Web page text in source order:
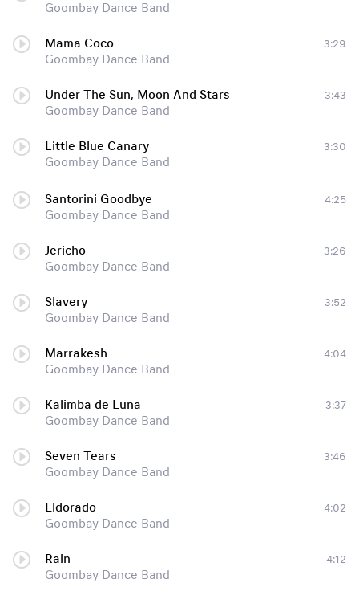
Goombay Dance Band
Mama Coco
Goombay Dance Band
3:29
Under The Sun, Moon And Stars
Goombay Dance Band
3:43
Little Blue Canary
Goombay Dance Band
3:30
Santorini Goodbye
Goombay Dance Band
4:25
Jericho
Goombay Dance Band
3:26
Slavery
Goombay Dance Band
3:52
Marrakesh
Goombay Dance Band
4:04
Kalimba de Luna
Goombay Dance Band
3:37
Seven Tears
Goombay Dance Band
3:46
Eldorado
Goombay Dance Band
4:02
Rain
Goombay Dance Band
4:12